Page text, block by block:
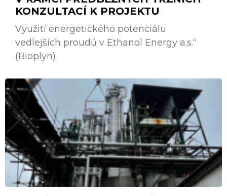
KONZULTACÍ K PROJEKTU
Využití energetického potenciálu
vedlejších proudů v Ethanol Energy a.s.“
(Bioplyn)